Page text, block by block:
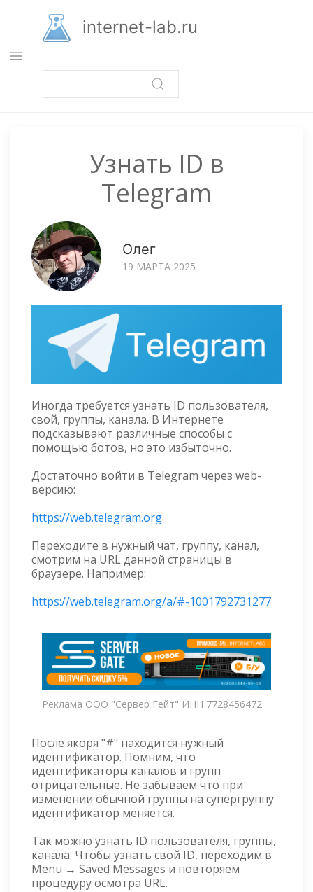
основному
содержанию
internet-lab.ru
Узнать ID в
Telegram
Олег
19 МАРТА 2025
Иногда требуется узнать ID пользователя,
свой, группы, канала. В Интернете
подсказывают различные способы с
помощью ботов, но это избыточно.
Достаточно войти в Telegram через web-
версию:
https://web.telegram.org
Переходите в нужный чат, группу, канал,
смотрим на URL данной страницы в
браузере. Например:
https://web.telegram.org/a/#-1001792731277
Реклама ООО "Сервер Гейт" ИНН 7728456472
После якоря "#" находится нужный
идентификатор. Помним, что
идентификаторы каналов и групп
отрицательные. Не забываем что при
изменении обычной группы на супергруппу
идентификатор меняется.
Так можно узнать ID пользователя, группы,
канала. Чтобы узнать свой ID, переходим в
Menu → Saved Messages и повторяем
процедуру осмотра URL.